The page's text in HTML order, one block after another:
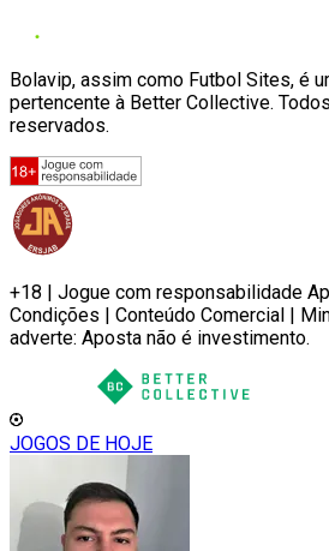
Bolavip, assim como Futbol Sites, é
pertencente à Better Collective.
reservados.
+18 | Jogue com responsabilidade
Condições | Conteúdo Comercial |
adverte: Aposta não é investimento.
JOGOS DE HOJE